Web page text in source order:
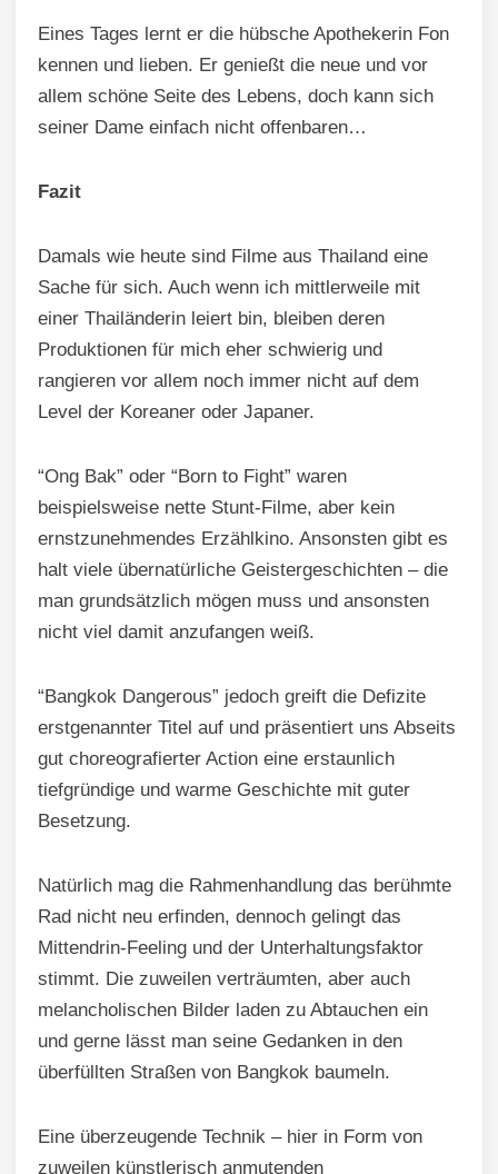
Eines Tages lernt er die hübsche Apothekerin Fon
kennen und lieben. Er genießt die neue und vor
allem schöne Seite des Lebens, doch kann sich
seiner Dame einfach nicht offenbaren…
Fazit
Damals wie heute sind Filme aus Thailand eine
Sache für sich. Auch wenn ich mittlerweile mit
einer Thailänderin leiert bin, bleiben deren
Produktionen für mich eher schwierig und
rangieren vor allem noch immer nicht auf dem
Level der Koreaner oder Japaner.
“Ong Bak” oder “Born to Fight” waren
beispielsweise nette Stunt-Filme, aber kein
ernstzunehmendes Erzählkino. Ansonsten gibt es
halt viele übernatürliche Geistergeschichten – die
man grundsätzlich mögen muss und ansonsten
nicht viel damit anzufangen weiß.
“Bangkok Dangerous” jedoch greift die Defizite
erstgenannter Titel auf und präsentiert uns Abseits
gut choreografierter Action eine erstaunlich
tiefgründige und warme Geschichte mit guter
Besetzung.
Natürlich mag die Rahmenhandlung das berühmte
Rad nicht neu erfinden, dennoch gelingt das
Mittendrin-Feeling und der Unterhaltungsfaktor
stimmt. Die zuweilen verträumten, aber auch
melancholischen Bilder laden zu Abtauchen ein
und gerne lässt man seine Gedanken in den
überfüllten Straßen von Bangkok baumeln.
Eine überzeugende Technik – hier in Form von
zuweilen künstlerisch anmutenden